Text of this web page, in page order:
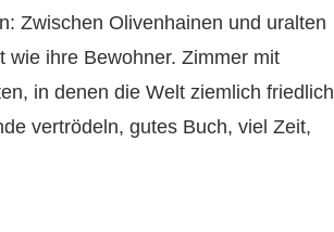
Zwischen Olivenhainen und uralten
wie ihre Bewohner. Zimmer mit
in denen die Welt ziemlich friedlich
vertrödeln, gutes Buch, viel Zeit,